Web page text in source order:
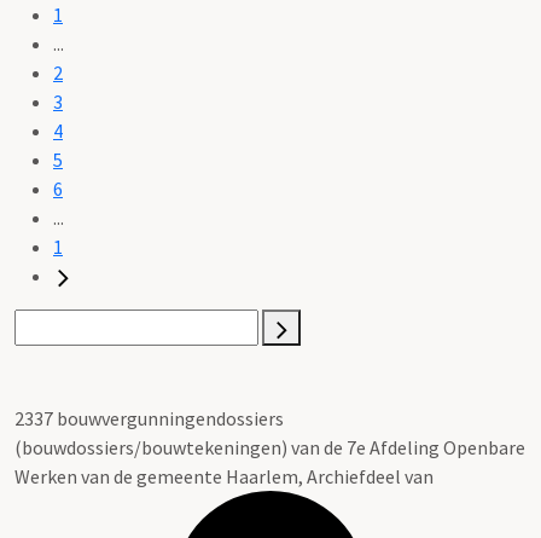
1
...
2
3
4
5
6
...
1
2337 bouwvergunningendossiers
(bouwdossiers/bouwtekeningen) van de 7e Afdeling Openbare
Werken van de gemeente Haarlem, Archiefdeel van